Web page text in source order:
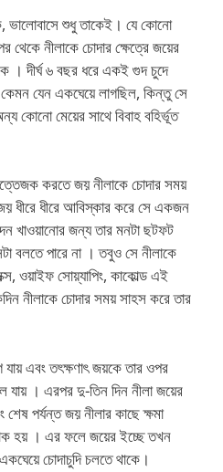
ভালোবাসে শুধু তাকেই। যে কোনো
নীলাকে চোদার ক্ষেত্রে জয়ের
দীর্ঘ ৬ বছর ধরে একই গুদ চুদে
কেমন যেন একঘেয়ে লাগছিল, কিন্তু সে
কোনো মেয়ের সাথে বিবাহ বহির্ভূত
করতে জয় নীলাকে চোদার সময়
ধীরে আবিস্কার করে সে একজন
খাওয়ানোর জন্য তার মনটা ছটফট
বলতে পারে না । তবুও সে নীলাকে
ওয়াইফ সোয়্যাপিং, কাকোল্ড এই
নীলাকে চোদার সময় সাহস করে তার
এবং তৎক্ষণাৎ জয়কে তার ওপর
যায় । এরপর দু-তিন দিন নীলা জয়ের
পর্যন্ত জয় নীলার কাছে ক্ষমা
হয় । এর ফলে জয়ের ইচ্ছে তখন
চোদাচুদি চলতে থাকে।